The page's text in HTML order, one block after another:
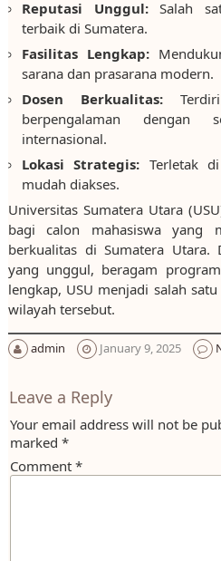
Reputasi Unggul:Salah
terbaik di Sumatera.
Fasilitas Lengkap:
sarana dan prasarana modern.
Dosen Berkualitas:Terdiri
berpengalaman dengan
internasional.
Lokasi Strategis: Terletak
mudah diakses.
Universitas Sumatera Utara
bagi calon mahasiswa yang
berkualitas di Sumatera Utara.
yang unggul, beragam
lengkap, USU menjadi salah
wilayah tersebut.
admin January 9, 2025
Leave a Reply
Your email address will not be
marked *
Comment *